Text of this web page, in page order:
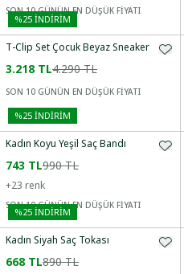
SON 10 GÜNÜN EN DÜŞÜK FİYATI
%25 İNDİRİM
T-Clip Set Çocuk Beyaz Sneaker
3.218 TL4.290 TL
SON 10 GÜNÜN EN DÜŞÜK FİYATI
%25 İNDİRİM
Kadın Koyu Yeşil Saç Bandı
743 TL990 TL
+23 renk
SON 10 GÜNÜN EN DÜŞÜK FİYATI
%25 İNDİRİM
Kadın Siyah Saç Tokası
668 TL890 TL